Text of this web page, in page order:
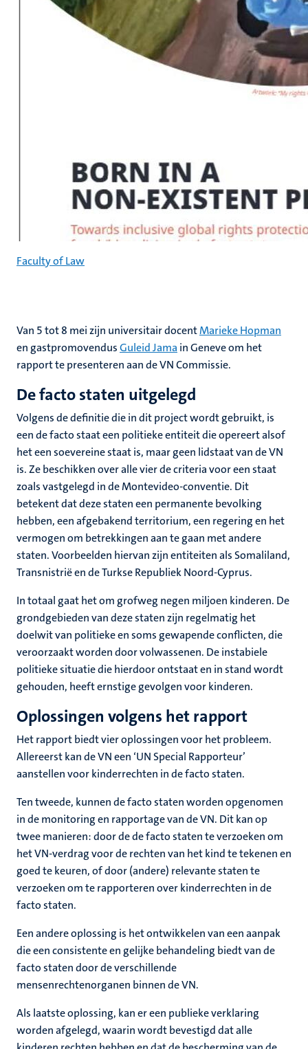
Faculty of Law
Van 5 tot 8 mei zijn universitair docentMarieke Hopman
en gastpromovendusGuleid Jama in Geneve om het
rapport te presenteren aan de VN Commissie.
De facto staten uitgelegd
Volgens de definitie die in dit project wordt gebruikt, is
een de facto staat een politieke entiteit die opereert alsof
het een soevereine staat is, maar geen lidstaat van de VN
is. Ze beschikken over alle vier de criteria voor een staat
zoals vastgelegd in de Montevideo-conventie. Dit
betekent dat deze staten een permanente bevolking
hebben, een afgebakend territorium, een regering en het
vermogen om betrekkingen aan te gaan met andere
staten. Voorbeelden hiervan zijn entiteiten als Somaliland,
Transnistrië en de Turkse Republiek Noord-Cyprus.
In totaal gaat het om grofweg negen miljoen kinderen. De
grondgebieden van deze staten zijn regelmatig het
doelwit van politieke en soms gewapende conflicten, die
veroorzaakt worden door volwassenen. De instabiele
politieke situatie die hierdoor ontstaat en in stand wordt
gehouden, heeft ernstige gevolgen voor kinderen.
Oplossingen volgens het rapport
Het rapport biedt vier oplossingen voor het probleem.
Allereerst kan de VN een ‘UN Special Rapporteur’
aanstellen voor kinderrechten in de facto staten.
Ten tweede, kunnen de facto staten worden opgenomen
in de monitoring en rapportage van de VN. Dit kan op
twee manieren: door de de facto staten te verzoeken om
het VN-verdrag voor de rechten van het kind te tekenen en
goed te keuren, of door (andere) relevante staten te
verzoeken om te rapporteren over kinderrechten in de
facto staten.
Een andere oplossing is het ontwikkelen van een aanpak
die een consistente en gelijke behandeling biedt van de
facto staten door de verschillende
mensenrechtenorganen binnen de VN.
Als laatste oplossing, kan er een publieke verklaring
worden afgelegd, waarin wordt bevestigd dat alle